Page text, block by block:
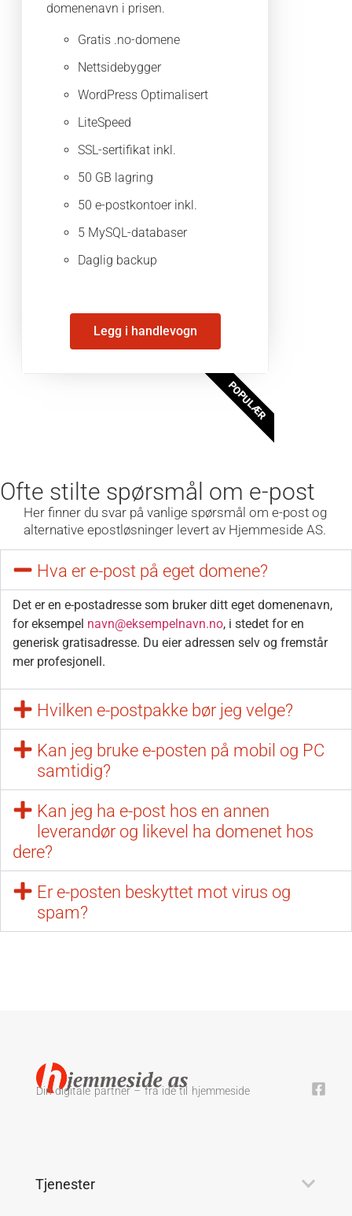
domenenavn i prisen.
Gratis .no-domene
Nettsidebygger
WordPress Optimalisert
LiteSpeed
SSL-sertifikat inkl.
50 GB lagring
50 e-postkontoer inkl.
5 MySQL-databaser
Daglig backup
Legg i handlevogn
POPULÆR
Ofte stilte spørsmål om e-post
Her finner du svar på vanlige spørsmål om e-post og
alternative epostløsninger levert av Hjemmeside AS.
Hva er e-post på eget domene?
Det er en e-postadresse som bruker ditt eget domenenavn,
for eksempel navn@eksempelnavn.no, i stedet for en
generisk gratisadresse. Du eier adressen selv og fremstår
mer profesjonell.
Hvilken e-postpakke bør jeg velge?
Kan jeg bruke e-posten på mobil og PC
samtidig?
Kan jeg ha e-post hos en annen
leverandør og likevel ha domenet hos
dere?
Er e-posten beskyttet mot virus og
spam?
Din digitale partner – fra idé til hjemmeside
Tjenester